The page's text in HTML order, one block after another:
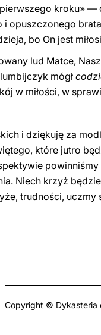
kroku»
opuszczonego
bo On jest
lud Matce,
mógł
w miłości, w
i dziękuję za
które jutro
Niech krzyż
trudności,
Copyright © Dykasteria